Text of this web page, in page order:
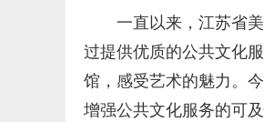
一直以来，江苏省
过提供优质的公共文化
馆，感受艺术的魅力。
增强公共文化服务的可